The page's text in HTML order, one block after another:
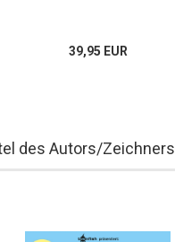
39,95 EUR
des Autors/Zeichners